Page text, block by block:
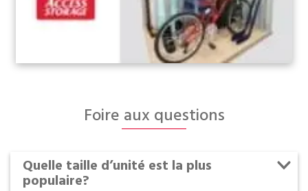
Foire aux questions
Quelle taille d’unité est la plus
populaire?